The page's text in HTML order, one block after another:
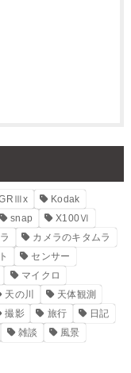
Kodak
snap
X100Ⅵ
カメラのキタムラ
センサー
マイクロ
天の川
天体観測
撮影 旅行
日記
雑談 風景